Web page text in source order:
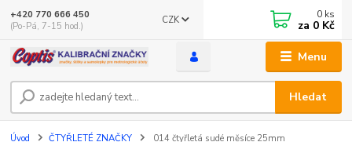
Menu
CZK
Hledat
+420 770 666 450
(Po-Pá, 7-15 hod.)
0 ks
za 0 Kč
Úvod ČTYŘLETÉ ZNAČKY 014 čtyřletá sudé měsíce 25mm